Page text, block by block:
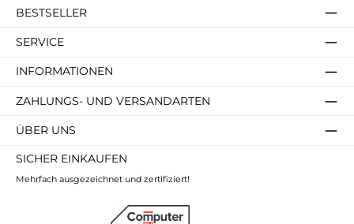
BESTSELLER
SERVICE
INFORMATIONEN
ZAHLUNGS- UND VERSANDARTEN
ÜBER UNS
SICHER EINKAUFEN
Mehrfach ausgezeichnet und zertifiziert!